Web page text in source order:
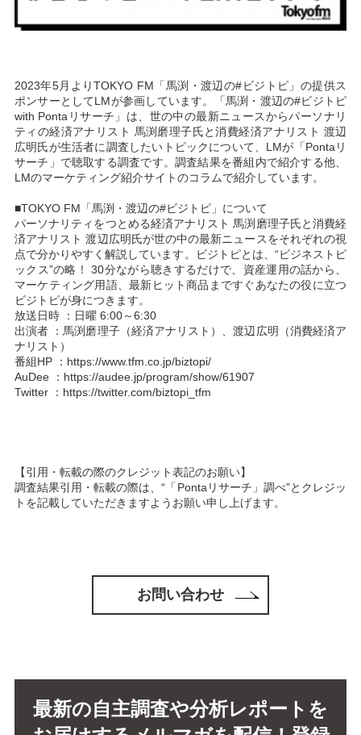
2023年5月よりTOKYO FM「馬渕・渡辺の#ビジトピ」の提供ス
ポンサーとしてLMが参画しています。「馬渕・渡辺の#ビジトピ
with Pontaリサーチ」は、世の中の最新ニュースからパーソナリ
ティの経済アナリスト 馬渕磨理子氏と消費経済アナリスト 渡辺
広明氏が生活者に調査したいトピックについて、LMが「Pontaリ
サーチ」で聴取する調査です。調査結果を番組内で紹介する他、
LMのマーケティング紹介サイトのコラムで紹介しています。
■TOKYO FM「馬渕・渡辺の#ビジトピ」について
パーソナリティをつとめる経済アナリスト 馬渕磨理子氏と消費経
済アナリスト 渡辺広明氏が世の中の最新ニュースをそれぞれの視
点で分かりやすく解説しています。ビジトピとは、“ビジネストピ
ックス”の略！ 30分ながら聴きするだけで、資産運用の話から、
マーケティング用語、最新ヒット商品まですぐあなたの役に立つ
ビジトピが身につきます。
放送日時 ：日曜 6:00～6:30
出演者 ：馬渕磨理子（経済アナリスト）、渡辺広明（消費経済ア
ナリスト）
番組HP ：https://www.tfm.co.jp/biztopi/
AuDee ：https://audee.jp/program/show/61907
Twitter ：https://twitter.com/biztopi_tfm
【引用・転載の際のクレジット表記のお願い】
調査結果引用・転載の際は、“「 Pontaリサーチ 」調べ”とクレジッ
トを記載していただきますようお願い申し上げます。
お問い合わせ
最新の自主調査や分析レポートを